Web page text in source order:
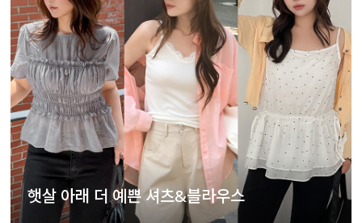
햇살 아래 더 예쁜 셔츠&블라우스